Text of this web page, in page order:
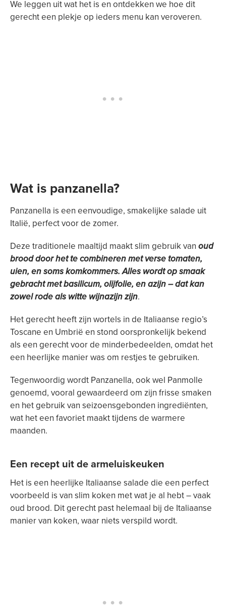
We leggen uit wat het is en ontdekken we hoe dit
gerecht een plekje op ieders menu kan veroveren.
Wat is panzanella?
Panzanella is een eenvoudige, smakelijke salade uit
Italië, perfect voor de zomer.
Deze traditionele maaltijd maakt slim gebruik van oud
brood door het te combineren met verse tomaten,
uien, en soms komkommers. Alles wordt op smaak
gebracht met basilicum, olijfolie, en azijn – dat kan
zowel rode als witte wijnazijn zijn.
Het gerecht heeft zijn wortels in de Italiaanse regio’s
Toscane en Umbrië en stond oorspronkelijk bekend
als een gerecht voor de minderbedeelden, omdat het
een heerlijke manier was om restjes te gebruiken.
Tegenwoordig wordt Panzanella, ook wel Panmolle
genoemd, vooral gewaardeerd om zijn frisse smaken
en het gebruik van seizoensgebonden ingrediënten,
wat het een favoriet maakt tijdens de warmere
maanden.
Een recept uit de armeluiskeuken
Het is een heerlijke Italiaanse salade die een perfect
voorbeeld is van slim koken met wat je al hebt – vaak
oud brood. Dit gerecht past helemaal bij de Italiaanse
manier van koken, waar niets verspild wordt.